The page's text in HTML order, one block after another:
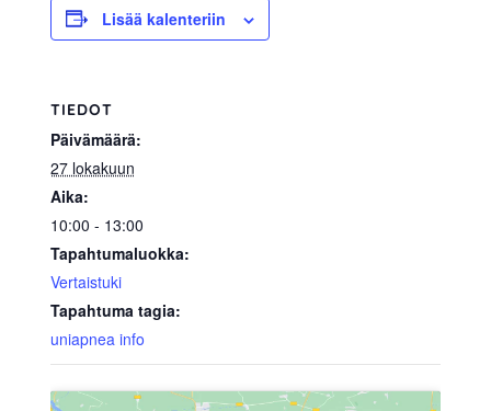
Lisää kalenteriin
TIEDOT
Päivämäärä:
27 lokakuun
Aika:
10:00 - 13:00
Tapahtumaluokka:
Vertaistuki
Tapahtuma tagia:
uniapnea info